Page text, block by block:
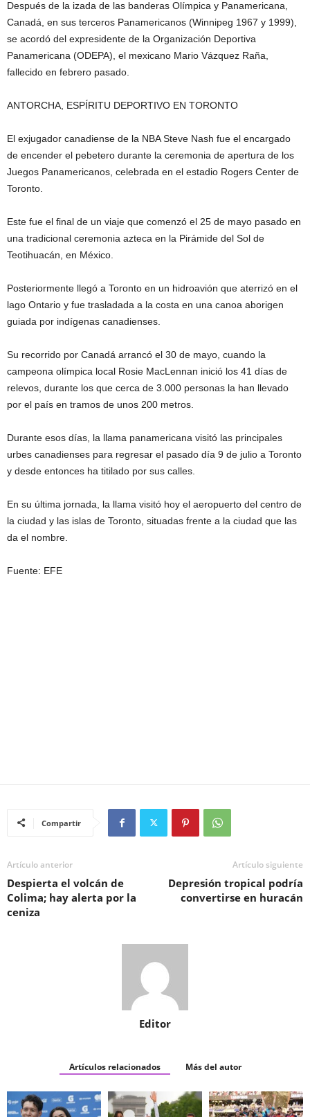
Después de la izada de las banderas Olímpica y Panamericana,
Canadá, en sus terceros Panamericanos (Winnipeg 1967 y 1999),
se acordó del expresidente de la Organización Deportiva
Panamericana (ODEPA), el mexicano Mario Vázquez Raña,
fallecido en febrero pasado.
ANTORCHA, ESPÍRITU DEPORTIVO EN TORONTO
El exjugador canadiense de la NBA Steve Nash fue el encargado
de encender el pebetero durante la ceremonia de apertura de los
Juegos Panamericanos, celebrada en el estadio Rogers Center de
Toronto.
Este fue el final de un viaje que comenzó el 25 de mayo pasado en
una tradicional ceremonia azteca en la Pirámide del Sol de
Teotihuacán, en México.
Posteriormente llegó a Toronto en un hidroavión que aterrizó en el
lago Ontario y fue trasladada a la costa en una canoa aborigen
guiada por indígenas canadienses.
Su recorrido por Canadá arrancó el 30 de mayo, cuando la
campeona olímpica local Rosie MacLennan inició los 41 días de
relevos, durante los que cerca de 3.000 personas la han llevado
por el país en tramos de unos 200 metros.
Durante esos días, la llama panamericana visitó las principales
urbes canadienses para regresar el pasado día 9 de julio a Toronto
y desde entonces ha titilado por sus calles.
En su última jornada, la llama visitó hoy el aeropuerto del centro de
la ciudad y las islas de Toronto, situadas frente a la ciudad que las
da el nombre.
Fuente: EFE
Compartir
Artículo anterior
Despierta el volcán de
Colima; hay alerta por la
ceniza
Artículo siguiente
Depresión tropical podría
convertirse en huracán
Editor
Artículos relacionados Más del autor